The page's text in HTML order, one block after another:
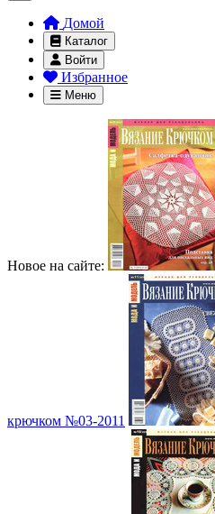
Домой
Каталог
Войти
Избранное
Меню
Новое на сайте:
крючком №03-2011